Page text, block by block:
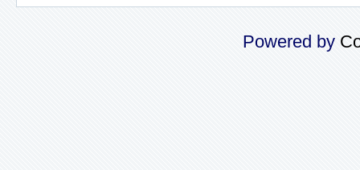
Powered by